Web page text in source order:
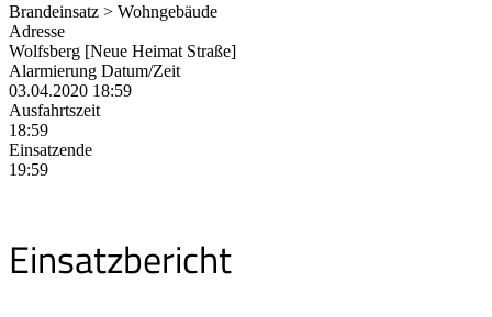
Brandeinsatz > Wohngebäude
Adresse
Wolfsberg [Neue Heimat Straße]
Alarmierung Datum/Zeit
03.04.2020 18:59
Ausfahrtszeit
18:59
Einsatzende
19:59
Einsatzbericht